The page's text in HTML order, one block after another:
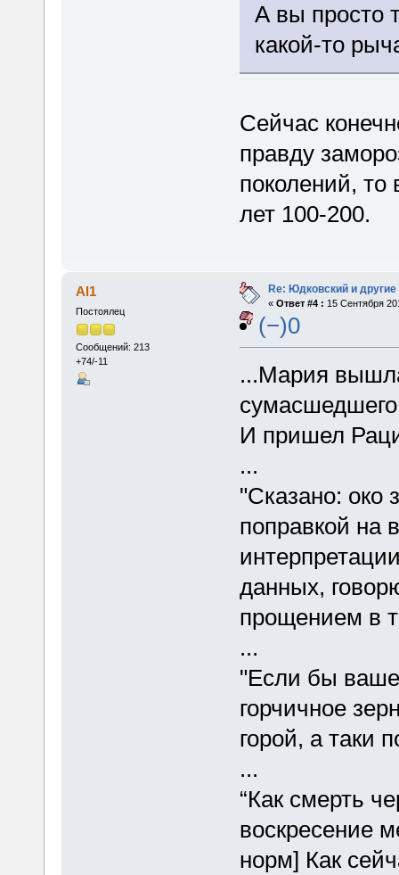
А вы просто
какой-то
Сейчас
правду
поколений,
лет 100-200.
Al1
Постоялец
Сообщений: 213
+74/-11
Re: Юдковский и другие
« Ответ #4 : 15 Сентября
(−)0
...Мария
И пришел
...
"Сказано: око
поправкой на
данных,
прощением в
...
"Если бы
горчичное
горой, а таки
...
“Как смерть
воскресение
норм] Как